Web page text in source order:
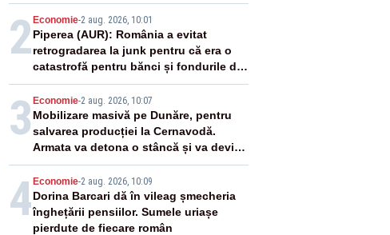
2 Economie-2 aug. 2026, 10:01
Piperea (AUR): România a evitat
retrogradarea la junk pentru că era o
catastrofă pentru bănci și fondurile de
pensii
3 Economie-2 aug. 2026, 10:07
Mobilizare masivă pe Dunăre, pentru
salvarea producției la Cernavodă.
Armata va detona o stâncă și va devia
apa fluviului - IMAGINI AERIENE
4 Economie-2 aug. 2026, 10:09
Dorina Barcari dă în vileag șmecheria
înghețării pensiilor. Sumele uriașe
pierdute de fiecare român